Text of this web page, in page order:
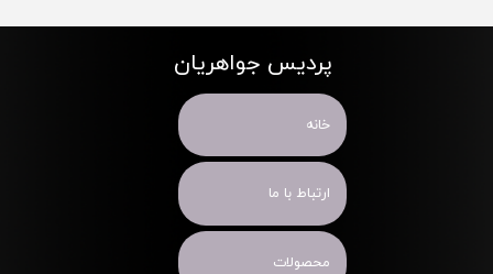
پردیس جواهریان
خانه
ارتباط با ما
محصولات